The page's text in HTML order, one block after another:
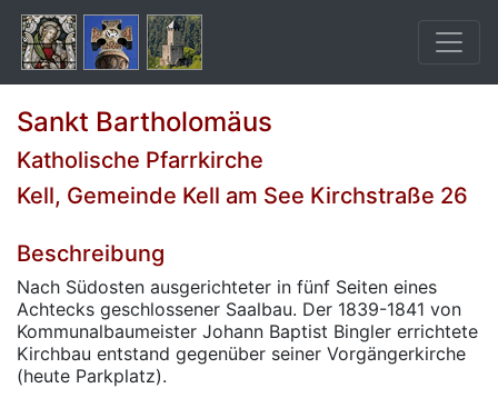
Sankt Bartholomäus
Katholische Pfarrkirche
Kell, Gemeinde Kell am See Kirchstraße 26
Beschreibung
Nach Südosten ausgerichteter in fünf Seiten eines
Achtecks geschlossener Saalbau. Der 1839-1841 von
Kommunalbaumeister Johann Baptist Bingler errichtete
Kirchbau entstand gegenüber seiner Vorgängerkirche
(heute Parkplatz).